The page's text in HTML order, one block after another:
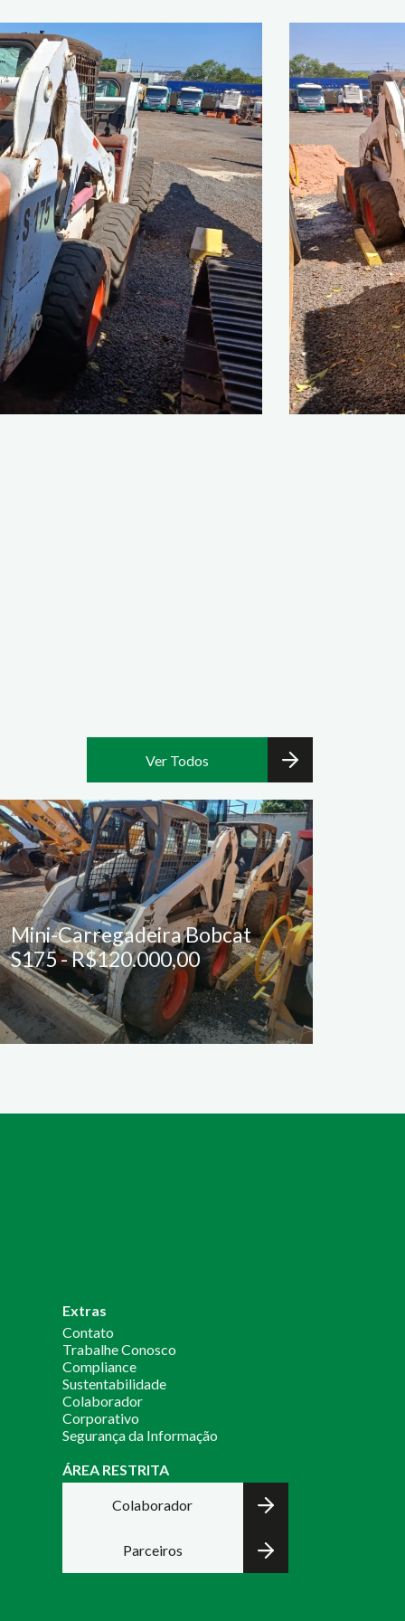
Ver Todos
Mini-Carregadeira Bobcat
S175 - R$120.000,00
Extras
Contato
Trabalhe Conosco
Compliance
Sustentabilidade
Colaborador
Corporativo
Segurança da Informação
ÁREA RESTRITA
Colaborador
Parceiros